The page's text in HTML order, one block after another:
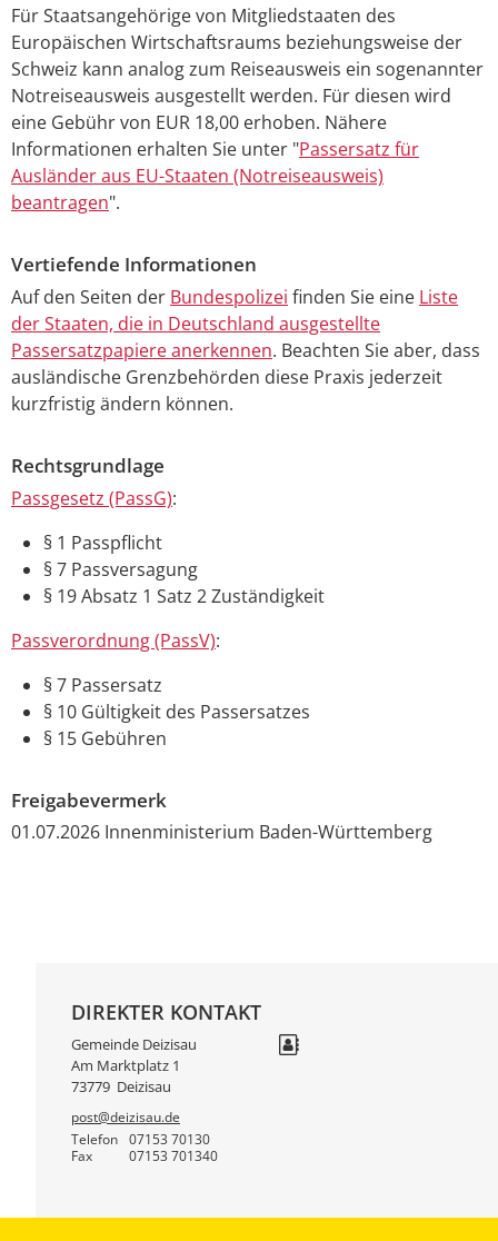
Für Staatsangehörige von Mitgliedstaaten des
Europäischen Wirtschaftsraums beziehungsweise der
Schweiz kann analog zum Reiseausweis ein sogenannter
Notreiseausweis ausgestellt werden. Für diesen wird
eine Gebühr von EUR 18,00 erhoben. Nähere
Informationen erhalten Sie unter "Passersatz für
Ausländer aus EU-Staaten (Notreiseausweis)
beantragen".
Vertiefende Informationen
Auf den Seiten der Bundespolizei finden Sie eine Liste
der Staaten, die in Deutschland ausgestellte
Passersatzpapiere anerkennen. Beachten Sie aber, dass
ausländische Grenzbehörden diese Praxis jederzeit
kurzfristig ändern können.
Rechtsgrundlage
Passgesetz (PassG):
§ 1 Passpflicht
§ 7 Passversagung
§ 19 Absatz 1 Satz 2 Zuständigkeit
Passverordnung (PassV):
§ 7 Passersatz
§ 10 Gültigkeit des Passersatzes
§ 15 Gebühren
Freigabevermerk
01.07.2026 Innenministerium Baden-Württemberg
DIREKTER KONTAKT
Gemeinde Deizisau
Am Marktplatz 1
73779 Deizisau
post@deizisau.de
Telefon
07153 70130
Fax 07153 701340